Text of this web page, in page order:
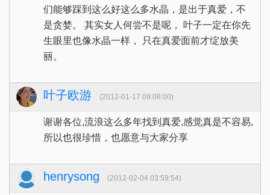
们能够踩到这么好这么多水晶，是出于真爱，不
是贪婪。 其实女人何尝不是呢， 叶子一定在你先
生眼里也像水晶一样， 只在真爱面前才绽放美
丽。
叶子欧游 (2012-01-17 09:08:00)
谢谢各位,流浪这么多年找到真爱,感觉真是不容易,
所以也很珍惜，也愿意与大家分享
henrysong (2012-02-04 03:59:54)